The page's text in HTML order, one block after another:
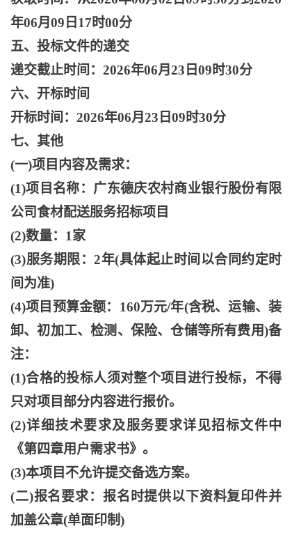
年06月09日17时00分
五、投标文件的递交
递交截止时间： 2026年06月23日09时30分
六、开标时间
开标时间： 2026年06月23日09时30分
七、其他
(一)项目内容及需求：
(1)项目名称：广东德庆农村商业银行股份有限
公司食材配送服务招标项目
(2)数量：1家
(3)服务期限：2年(具体起止时间以合同约定时
间为准)
(4)项目预算金额：160万元/年(含税、运输、装
卸、初加工、检测、保险、仓储等所有费用)备
注：
(1)合格的投标人须对整个项目进行投标，不得
只对项目部分内容进行报价。
(2)详细技术要求及服务要求详见招标文件中
《第四章用户需求书》。
(3)本项目不允许提交备选方案。
(二)报名要求：报名时提供以下资料复印件并
加盖公章(单面印制)